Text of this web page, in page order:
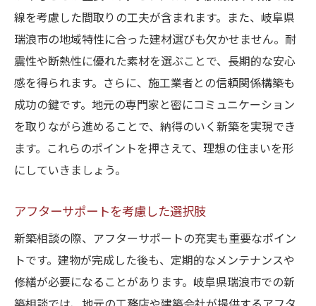
線を考慮した間取りの工夫が含まれます。また、岐阜県
瑞浪市の地域特性に合った建材選びも欠かせません。耐
震性や断熱性に優れた素材を選ぶことで、長期的な安心
感を得られます。さらに、施工業者との信頼関係構築も
成功の鍵です。地元の専門家と密にコミュニケーション
を取りながら進めることで、納得のいく新築を実現でき
ます。これらのポイントを押さえて、理想の住まいを形
にしていきましょう。
アフターサポートを考慮した選択肢
新築相談の際、アフターサポートの充実も重要なポイン
トです。建物が完成した後も、定期的なメンテナンスや
修繕が必要になることがあります。岐阜県瑞浪市での新